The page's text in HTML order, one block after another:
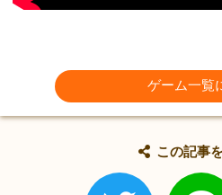
ゲーム一覧
この記事